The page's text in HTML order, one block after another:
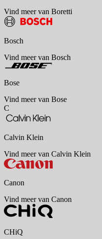
Vind meer van Boretti
Bosch
Vind meer van Bosch
Bose
Vind meer van Bose
C
Calvin Klein
Vind meer van Calvin Klein
Canon
Vind meer van Canon
CHiQ